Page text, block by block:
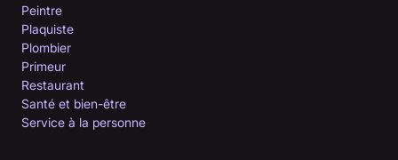
Peintre
Plaquiste
Plombier
Primeur
Restaurant
Santé et bien-être
Service à la personne